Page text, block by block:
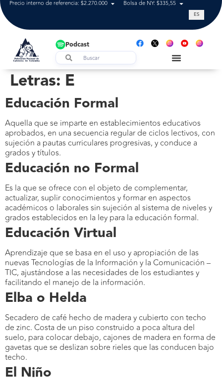
Precio interno de referencia: $2.270.000 Bolsa de NY: $335,55 Tasa de
ES
Podcast
Letras: E
Educación Formal
Aquella que se imparte en establecimientos educativos
aprobados, en una secuencia regular de ciclos lectivos, con
sujeción a pautas curriculares progresivas, y conduce a
grados y títulos.
Educación no Formal
Es la que se ofrece con el objeto de complementar,
actualizar, suplir conocimientos y formar en aspectos
académicos o laborales sin sujeción al sistema de niveles y
grados establecidos en la ley para la educación formal.
Educación Virtual
Aprendizaje que se basa en el uso y apropiación de las
nuevas Tecnologías de la Información y la Comunicación –
TIC, ajustándose a las necesidades de los estudiantes y
facilitando el manejo de la información.
Elba o Helda
Secadero de café hecho de madera y cubierto con techo
de zinc. Costa de un piso construido a poca altura del
suelo, para colocar debajo, cajones de madera en forma de
gavetas que se deslizan sobre rieles que las conducen bajo
techo.
El Niño